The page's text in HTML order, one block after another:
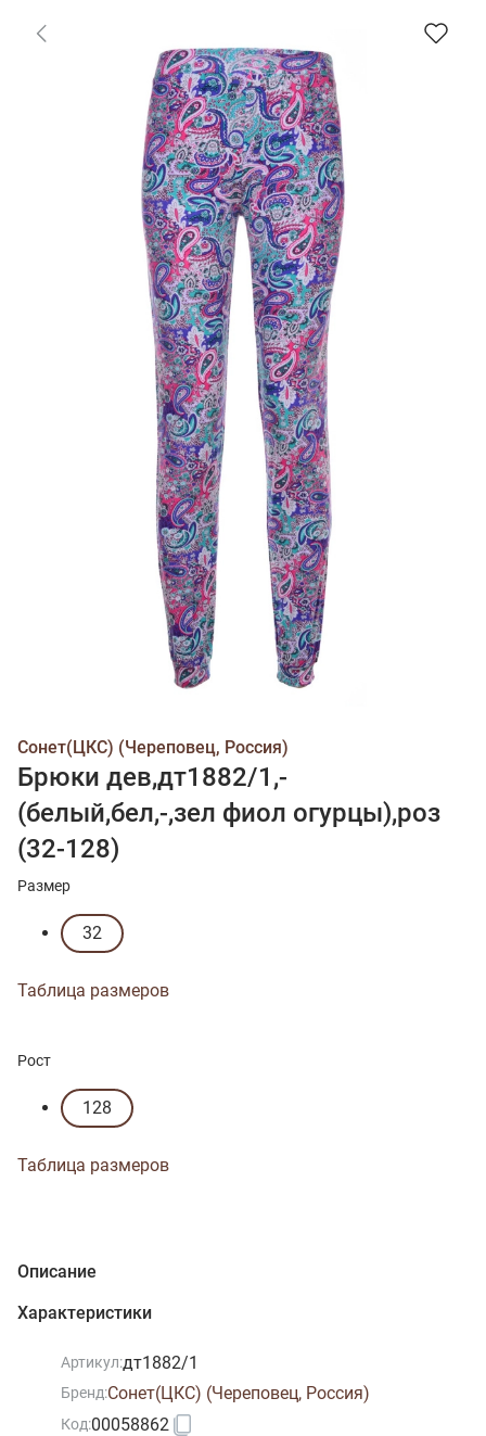
Сонет(ЦКС) (Череповец, Россия)
Брюки дев,дт1882/1,-
(белый,бел,-,зел фиол огурцы),роз
(32-128)
Размер
32
Таблица размеров
Рост
128
Таблица размеров
Описание
Характеристики
Артикул:дт1882/1
Бренд:Сонет(ЦКС) (Череповец, Россия)
Код:00058862